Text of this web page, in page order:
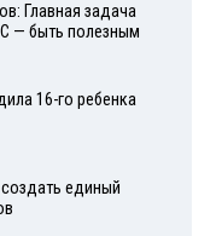
Главная задача
— быть полезным
16-го ребенка
единый